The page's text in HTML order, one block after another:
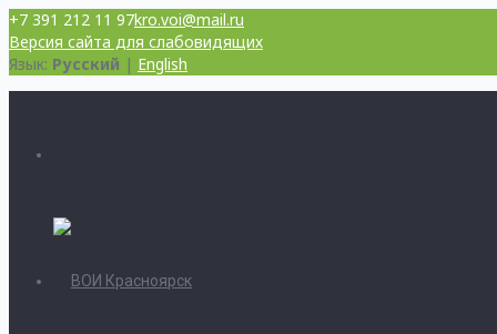
+7 391 212 11 97kro.voi@mail.ru
Версия сайта для слабовидящих
Язык: Русский | English